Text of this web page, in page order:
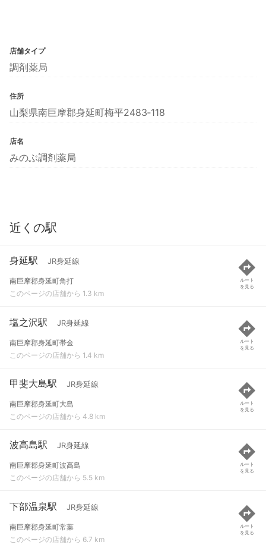
店舗タイプ
調剤薬局
住所
山梨県南巨摩郡身延町梅平2483‐118
店名
みのぶ調剤薬局
近くの駅
身延駅 JR身延線
南巨摩郡身延町角打
このページの店舗から 1.3 km
ルート
を見る
塩之沢駅 JR身延線
南巨摩郡身延町帯金
このページの店舗から 1.4 km
ルート
を見る
甲斐大島駅 JR身延線
南巨摩郡身延町大島
このページの店舗から 4.8 km
ルート
を見る
波高島駅 JR身延線
南巨摩郡身延町波高島
このページの店舗から 5.5 km
ルート
を見る
下部温泉駅 JR身延線
南巨摩郡身延町常葉
このページの店舗から 6.7 km
ルート
を見る